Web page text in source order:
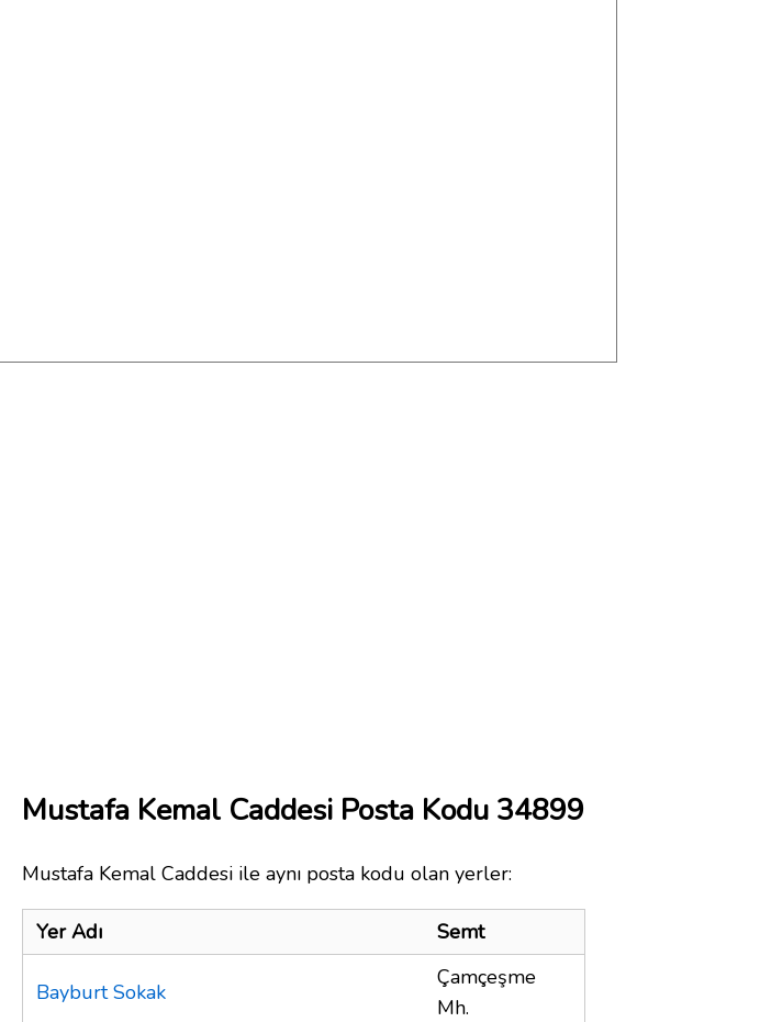
Mustafa Kemal Caddesi Posta Kodu 34899
Mustafa Kemal Caddesi ile aynı posta kodu olan yerler:
Yer Adı Semt
Bayburt Sokak
Çamçeşme
Mh.